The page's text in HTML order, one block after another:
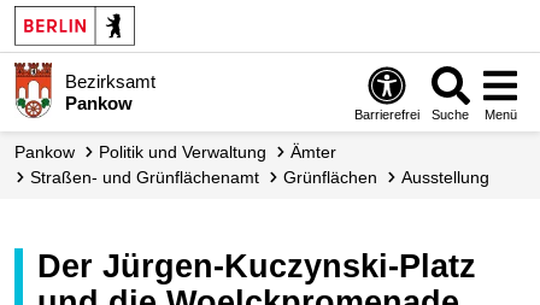
Bezirksamt
Pankow
Barrierefrei Suche Menü
Pankow Politik und Verwaltung
Ämter
Straßen- und Grünflächen­amt
Grünflächen Ausstellung
Der Jürgen-Kuczynski-Platz